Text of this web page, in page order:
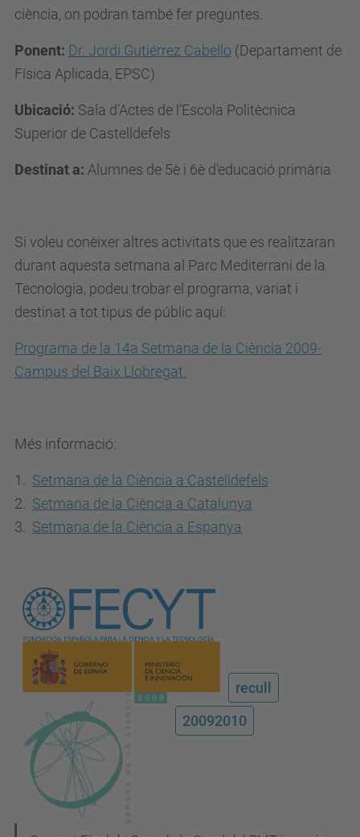
ciència, on podran també fer preguntes.
Ponent: Dr. Jordi Gutiérrez Cabello (Departament de
Física Aplicada, EPSC)
Ubicació: Sala d’Actes de l’Escola Politècnica
Superior de Castelldefels
Destinat a: Alumnes de 5è i 6è d’educació primària
Si voleu conèixer altres activitats que es realitzaran
durant aquesta setmana al Parc Mediterrani de la
Tecnologia, podeu trobar el programa, variat i
destinat a tot tipus de públic aquí:
Programa de la 14a Setmana de la Ciència 2009-
Campus del Baix Llobregat.
Més informació:
1. Setmana de la Ciència a Castelldefels
2. Setmana de la Ciència a Catalunya
3. Setmana de la Ciència a Espanya
recull
20092010